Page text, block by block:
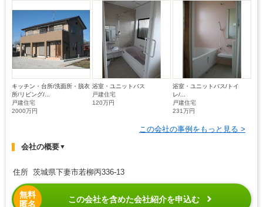
キッチン・台所/洗面所・脱衣
所/リビング/...
戸建住宅
2000万円
浴室・ユニットバス
戸建住宅
120万円
浴室・ユニットバス/トイ
レ/...
戸建住宅
231万円
この会社の事例をもっと見る >
会社の概要▼
住所 茨城県下妻市若柳丙336-13
無料
匿名
この会社を含めた会社紹介を申込む